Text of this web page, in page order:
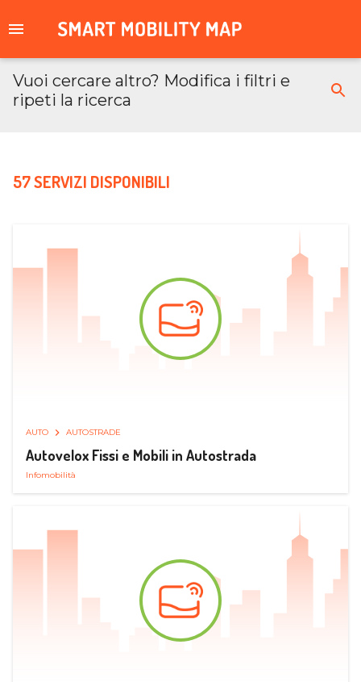
Vuoi cercare altro? Modifica i filtri e
ripeti la ricerca
57 SERVIZI DISPONIBILI
AUTO AUTOSTRADE
Autovelox Fissi e Mobili in Autostrada
Infomobilità